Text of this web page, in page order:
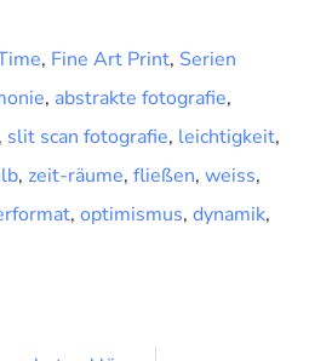
, Fine Art Print, Serien
, abstrakte fotografie,
, slit scan fotografie, leichtigkeit,
, zeit-räume, fließen, weiss,
, optimismus, dynamik,